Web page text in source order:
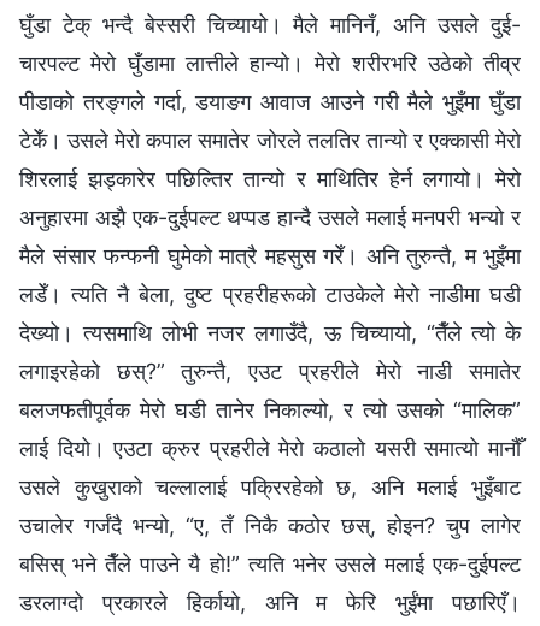
घुँडा टेक् भन्दै बेस्सरी चिच्यायो। मैले मानिनँ, अनि उसले दुई-
चारपल्ट मेरो घुँडामा लात्तीले हान्यो। मेरो शरीरभरि उठेको तीव्र
पीडाको तरङ्गले गर्दा, डयाङग आवाज आउने गरी मैले भुइँमा घुँडा
टेकेँ। उसले मेरो कपाल समातेर जोरले तलतिर तान्यो र एक्‍कासी मेरो
शिरलाई झड्कारेर पछिल्तिर तान्यो र माथितिर हेर्न लगायो। मेरो
अनुहारमा अझै एक-दुईपल्ट थप्पड हान्दै उसले मलाई मनपरी भन्यो र
मैले संसार फन्फनी घुमेको मात्रै महसुस गरेँ। अनि तुरुन्तै, म भुइँमा
लडेँ। त्यति नै बेला, दुष्ट प्रहरीहरूको टाउकेले मेरो नाडीमा घडी
देख्यो। त्यसमाथि लोभी नजर लगाउँदै, ऊ चिच्यायो, “तैँले त्यो के
लगाइरहेको छस्?” तुरुन्तै, एउट प्रहरीले मेरो नाडी समातेर
बलजफतीपूर्वक मेरो घडी तानेर निकाल्यो, र त्यो उसको “मालिक”
लाई दियो। एउटा क्रुर प्रहरीले मेरो कठालो यसरी समात्यो मानौँ
उसले कुखुराको चल्लालाई पक्रिरहेको छ, अनि मलाई भुइँबाट
उचालेर गर्जंदै भन्यो, “ए, तँ निकै कठोर छस्, होइन? चुप लागेर
बसिस् भने तैँले पाउने यै हो!” त्यति भनेर उसले मलाई एक-दुईपल्ट
डरलाग्दो प्रकारले हिर्कायो, अनि म फेरि भुईंमा पछारिएँ।